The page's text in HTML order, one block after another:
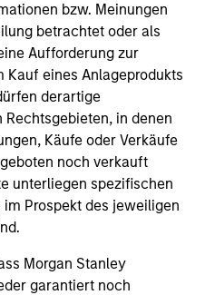
bzw. Meinungen
betrachtet oder als
Aufforderung zur
Kauf eines Anlageprodukts
derartige
in denen
Käufe oder Verkäufe
noch verkauft
unterliegen spezifischen
Prospekt des jeweiligen
Morgan Stanley
garantiert noch
Dufour, 1204 Genf,
ist Banque Cantonale
Genf, Schweiz.
des entsprechenden
dieses Fonds in
dieser für den Verkauf
in Übereinstimmung mit
und
Sie unserer Seite mit
Gebühren
die bei der Ausgabe